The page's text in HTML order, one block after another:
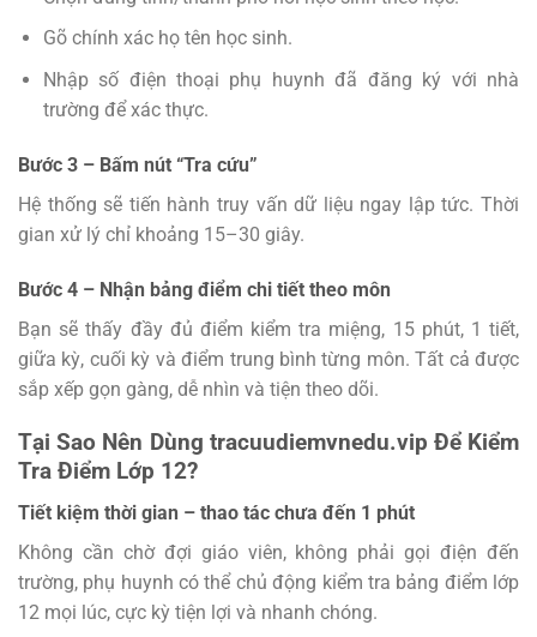
Gõ chính xác họ tên học sinh.
Nhập số điện thoại phụ huynh đã đăng ký với nhà
trường để xác thực.
Bước 3 – Bấm nút “Tra cứu”
Hệ thống sẽ tiến hành truy vấn dữ liệu ngay lập tức. Thời
gian xử lý chỉ khoảng 15–30 giây.
Bước 4 – Nhận bảng điểm chi tiết theo môn
Bạn sẽ thấy đầy đủ điểm kiểm tra miệng, 15 phút, 1 tiết,
giữa kỳ, cuối kỳ và điểm trung bình từng môn. Tất cả được
sắp xếp gọn gàng, dễ nhìn và tiện theo dõi.
Tại Sao Nên Dùng tracuudiemvnedu.vip Để Kiểm
Tra Điểm Lớp 12?
Tiết kiệm thời gian – thao tác chưa đến 1 phút
Không cần chờ đợi giáo viên, không phải gọi điện đến
trường, phụ huynh có thể chủ động kiểm tra bảng điểm lớp
12 mọi lúc, cực kỳ tiện lợi và nhanh chóng.